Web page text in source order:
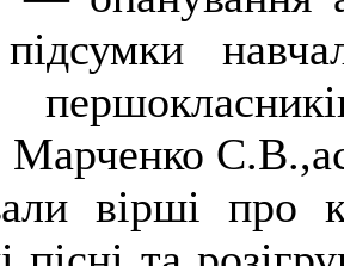
Марченко
вірші про